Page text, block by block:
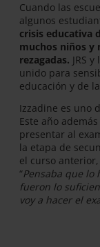
Cuando las
algunos
crisis educativa
muchos niños y
rezagadas. JRS
unido para
educación y de
Izzadine es uno
Este año
presentar al
la etapa de
el curso
“Pensaba que lo
fueron lo
voy a hacer el